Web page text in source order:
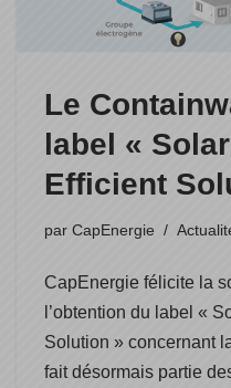
Le
label «
Efficient
par CapEnergie
CapEnergie félicite la
l’obtention du label «
Solution » concernant
fait désormais partie